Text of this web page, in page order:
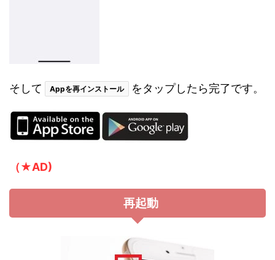
そして Appを再インストール をタップしたら完了です。
（★AD)
再起動